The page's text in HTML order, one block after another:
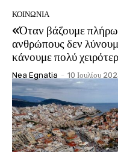
ΚΟΙΝΩΝΊΑ
«Όταν βάζουμε
ανθρώπους δεν
κάνουμε πολύ
Nea Egnatia - 10 Ιουλίου